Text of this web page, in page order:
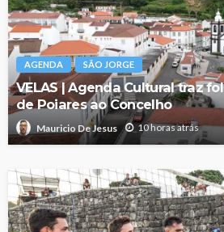
AGENDA SÃO JORGE
VELAS | Agenda Cultural traz
de Poiares ao Concelho
Mauricio De Jesus 10 horas atrás